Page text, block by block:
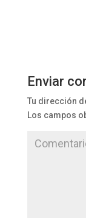
Enviar
Tu dirección
Los campos